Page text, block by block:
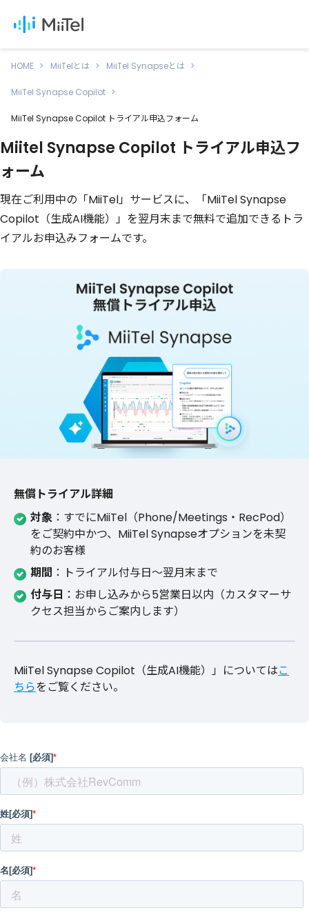
HOME MiiTelとは MiiTel Synapseとは
MiiTel Synapse Copilot
MiiTel Synapse Copilot トライアル申込フォーム
Miitel Synapse Copilot トライアル申込フ
ォーム
現在ご利用中の「MiiTel」サービスに、「MiiTel Synapse
Copilot（生成AI機能）」を翌月末まで無料で追加できるトラ
イアルお申込みフォームです。
無償トライアル詳細
対象 ：すでにMiiTel（Phone/Meetings・RecPod）
をご契約中かつ、MiiTel Synapseオプションを未契
約のお客様
期間 ：トライアル付与日〜翌月末まで
付与日 ：お申し込みから5営業日以内（カスタマーサ
クセス担当からご案内します）
MiiTel Synapse Copilot（生成AI機能）」についてはこ
ちらをご覧ください。